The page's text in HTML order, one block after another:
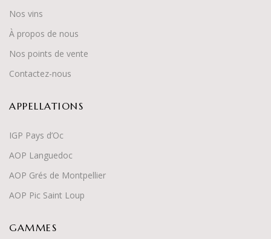
Nos vins
À propos de nous
Nos points de vente
Contactez-nous
APPELLATIONS
IGP Pays d’Oc
AOP Languedoc
AOP Grés de Montpellier
AOP Pic Saint Loup
GAMMES